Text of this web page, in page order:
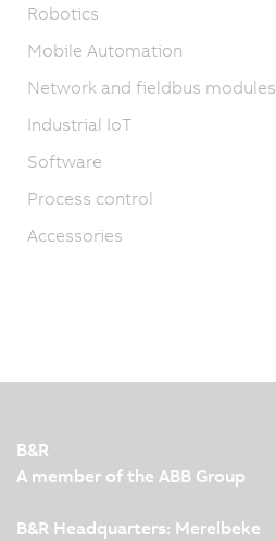
Robotics
Mobile Automation
Network and fieldbus modules
Industrial IoT
Software
Process control
Accessories
B&R
A member of the ABB Group
B&R Headquarters: Merelbeke